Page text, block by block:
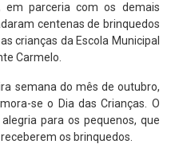
em parceria com os demais
centenas de brinquedos
crianças da Escola Municipal
Carmelo.
semana do mês de outubro,
se o Dia das Crianças. O
para os pequenos, que
os brinquedos.